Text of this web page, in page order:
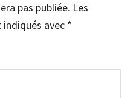
pas publiée. Les
avec *